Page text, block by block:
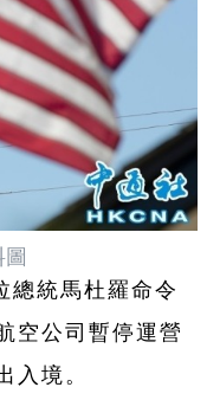
總統馬杜羅命令
空公司暫停運營
入境。